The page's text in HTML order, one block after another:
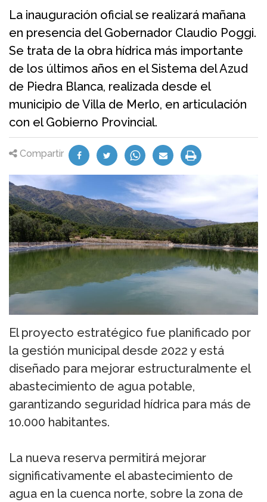
La inauguración oficial se realizará mañana
en presencia del Gobernador Claudio Poggi.
Se trata de la obra hídrica más importante
de los últimos años en el Sistema del Azud
de Piedra Blanca, realizada desde el
municipio de Villa de Merlo, en articulación
con el Gobierno Provincial.
Compartir
El proyecto estratégico fue planificado por
la gestión municipal desde 2022 y está
diseñado para mejorar estructuralmente el
abastecimiento de agua potable,
garantizando seguridad hídrica para más de
10.000 habitantes.
La nueva reserva permitirá mejorar
significativamente el abastecimiento de
agua en la cuenca norte, sobre la zona de